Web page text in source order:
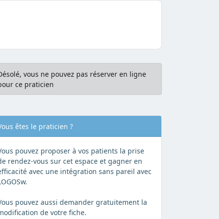
vous ne pouvez pas réserver en ligne
ce praticien
êtes le praticien ?
pouvez proposer à vos patients la prise
rendez-vous sur cet espace et gagner en
avec une intégration sans pareil avec
pouvez aussi demander gratuitement la
de votre fiche.